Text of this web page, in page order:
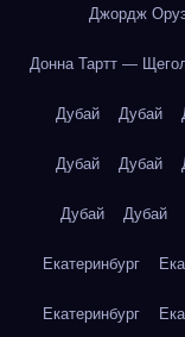
Джордж
Донна Тартт —
Дубай Дубай
Дубай Дубай
Дубай Дубай
Екатеринбург
Екатеринбург